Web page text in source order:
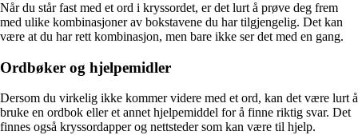
Når du står fast med et ord i kryssordet, er det lurt å prøve deg frem
med ulike kombinasjoner av bokstavene du har tilgjengelig. Det kan
være at du har rett kombinasjon, men bare ikke ser det med en gang.
Ordbøker og hjelpemidler
Dersom du virkelig ikke kommer videre med et ord, kan det være lurt å
bruke en ordbok eller et annet hjelpemiddel for å finne riktig svar. Det
finnes også kryssordapper og nettsteder som kan være til hjelp.